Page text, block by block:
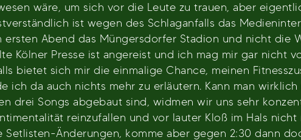
wäre, um sich vor die Leute zu trauen, aber
ist wegen des Schlaganfalls das
Abend das Müngersdorfer Stadion und nicht die
Kölner Presse ist angereist und ich mag mir gar nicht
bietet sich mir die einmalige Chance, meinen
ich da auch nichts mehr zu erläutern. Kann man
drei Songs abgebaut sind, widmen wir uns sehr
reinzufallen und vor lauter Kloß im Hals nicht
Setlisten-Änderungen, komme aber gegen 2:30 dann